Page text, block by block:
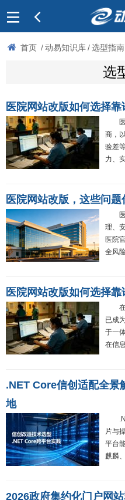
首页 / 动易知识库 / 选型指南
选
医院网站改版如何选择靠
商，
验差
力、
医院网站改版，这些问
理、
医院
全风
医院网站改版如何选择靠
已成
于一
在信
.NET Core信创适配全景
地
片与
平台
麒麟
2026政府集约化门户网